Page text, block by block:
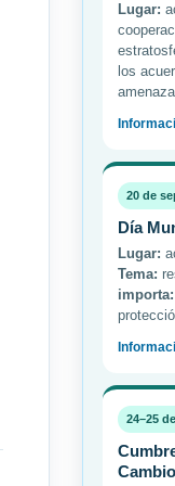
Lugar:
los
20 de
Día
Lugar:
Tema:
importa:
24–25